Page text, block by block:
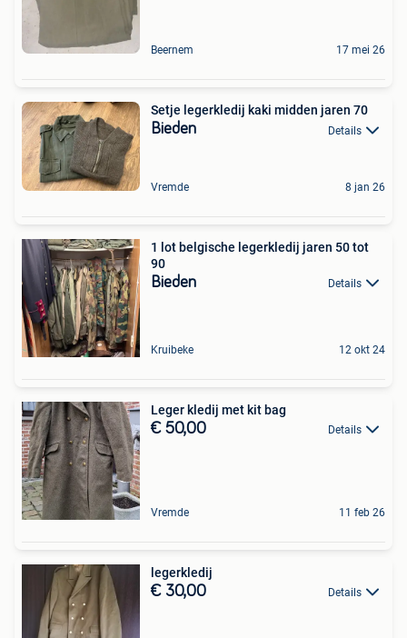
Beernem 17 mei 26
Setje legerkledij kaki midden jaren 70
Bieden Details
Vremde 8 jan 26
1 lot belgische legerkledij jaren 50 tot
90
Bieden Details
Kruibeke 12 okt 24
Leger kledij met kit bag
€ 50,00 Details
Vremde 11 feb 26
legerkledij
€ 30,00 Details